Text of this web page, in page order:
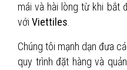
mái và hài lòng từ khi bắt
với Viettiles
Chúng tôi mạnh dạn đưa
quy trình đặt hàng và